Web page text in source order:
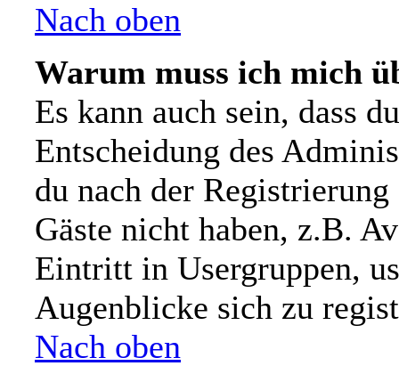
Nach oben
Warum muss ich mich
Es kann auch sein, dass
Entscheidung des
du nach der
Gäste nicht haben, z.B.
Eintritt in Usergruppen,
Augenblicke sich zu
Nach oben